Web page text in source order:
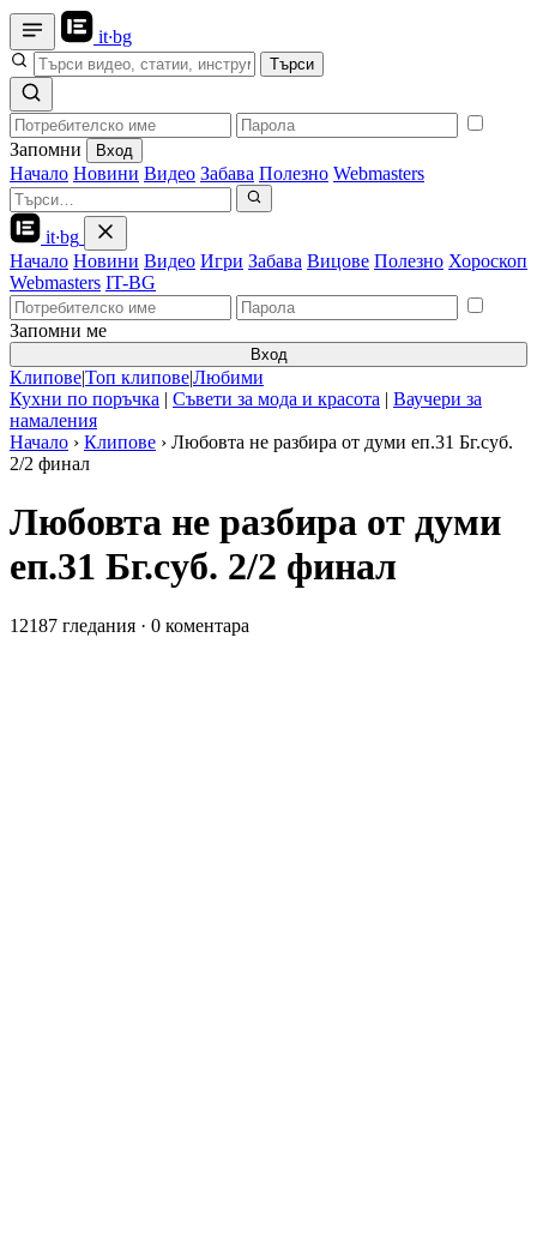
it·bg
Търси
Запомни Вход
Начало Новини Видео Забава Полезно Webmasters
it·bg
Начало Новини Видео Игри Забава Вицове Полезно Хороскоп
Webmasters IT-BG
Запомни ме
Вход
Клипове|Топ клипове|Любими
Кухни по поръчка | Съвети за мода и красота | Ваучери за
намаления
Начало › Клипове › Любовта не разбира от думи еп.31 Бг.суб.
2/2 финал
Любовта не разбира от думи
еп.31 Бг.суб. 2/2 финал
12187 гледания · 0 коментара